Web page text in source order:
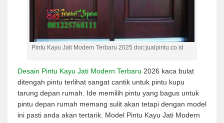
Pintu Kayu Jati Modern Terbaru 2025 doc:jualpintu.co.id
Desain Pintu Kayu Jati Modern Terbaru 2026 kaca bulat
ditengah pintu terlihat sangat cantik untuk pintu kupu
tarung depan rumah. Ide memilih pintu yang bagus untuk
pintu depan rumah memang sulit akan tetapi dengan model
ini pasti anda akan tertarik. Model Pintu Kayu Jati Modern